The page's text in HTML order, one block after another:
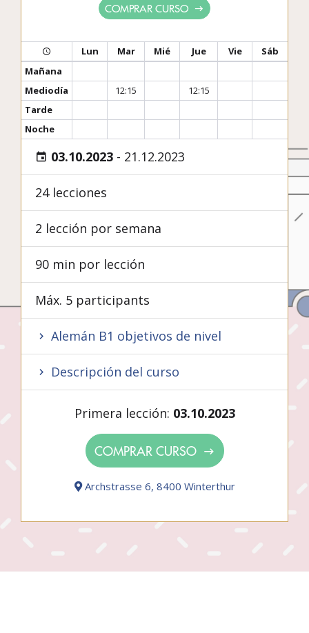
COMPRAR CURSO
Lun Mar Mié Jue Vie
Sáb
Mañana
Mediodía
12:15
12:15
Tarde
Noche
03.10.2023 - 21.12.2023
24 lecciones
2 lección por semana
90 min por lección
Máx. 5 participants
Alemán B1 objetivos de nivel
Descripción del curso
Primera lección: 03.10.2023
COMPRAR CURSO
Archstrasse 6, 8400 Winterthur